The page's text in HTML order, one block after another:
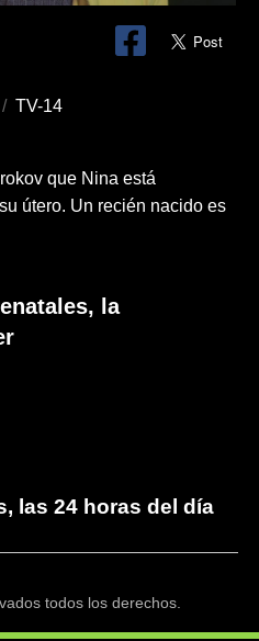
/ TV-14
que Nina está
útero. Un recién nacido es
la
las 24 horas del día
todos los derechos.